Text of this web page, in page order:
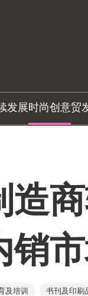
发展时尚创意贸
造
销
及培训 书刊及印刷